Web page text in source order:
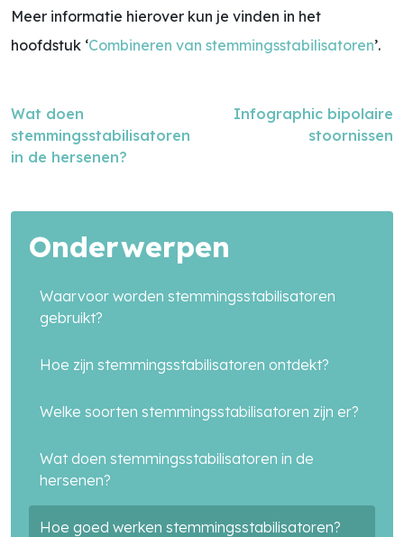
Zoek in alle artikelen
Meer informatie hierover kun je vinden in het
hoofdstuk ‘Combineren van stemmingsstabilisatoren’.
Wat doen
stemmingsstabilisatoren
in de hersenen?
Infographic bipolaire
stoornissen
Onderwerpen
Waarvoor worden stemmingsstabilisatoren
gebruikt?
Hoe zijn stemmingsstabilisatoren ontdekt?
Welke soorten stemmingsstabilisatoren zijn er?
Wat doen stemmingsstabilisatoren in de
hersenen?
Hoe goed werken stemmingsstabilisatoren?